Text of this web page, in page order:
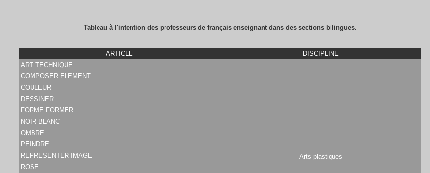
Tableau à l'intention des professeurs de français enseignant dans des sections bilingues.
ARTICLE
DISCIPLINE
ART TECHNIQUE
Arts plastiques
COMPOSER ELEMENT
COULEUR
DESSINER
FORME FORMER
NOIR BLANC
OMBRE
PEINDRE
REPRESENTER IMAGE
ROSE